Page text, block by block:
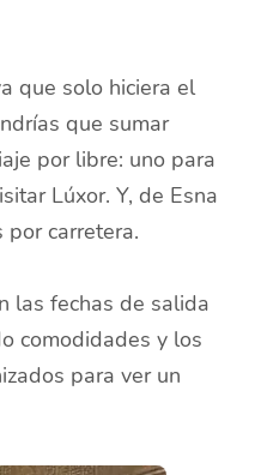
que solo hiciera el
que sumar
por libre: uno para
Lúxor. Y, de Esna
carretera.
las fechas de salida
comodidades y los
para ver un